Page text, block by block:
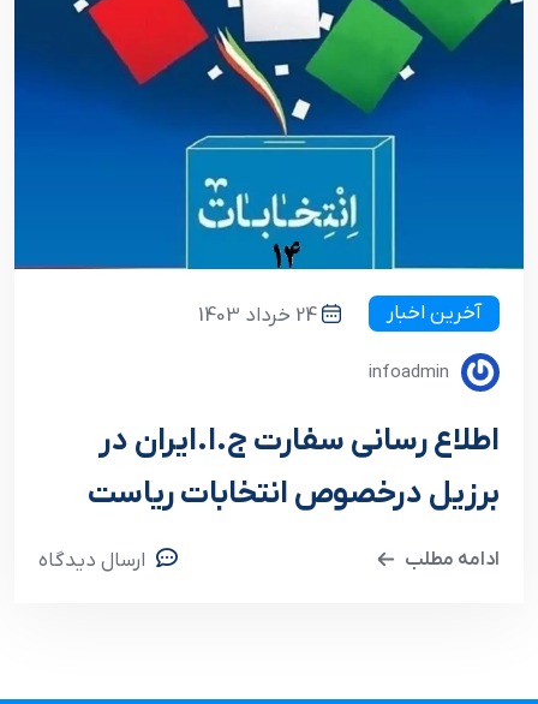
آخرین اخبار 24 خرداد 1403
infoadmin
اطلاع رسانی سفارت ج.ا.ایران در
برزیل درخصوص انتخابات ریاست
ادامه مطلب ارسال دیدگاه